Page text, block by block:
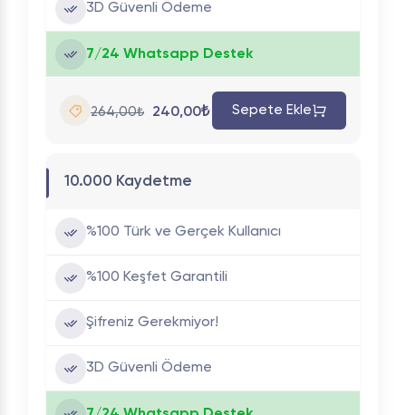
3D Güvenli Ödeme
7/24 Whatsapp Destek
264,00₺ 240,00₺ Sepete Ekle
10.000 Kaydetme
%100 Türk ve Gerçek Kullanıcı
%100 Keşfet Garantili
Şifreniz Gerekmiyor!
3D Güvenli Ödeme